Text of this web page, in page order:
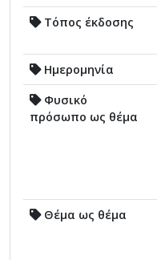
Τόπος έκδοσης
Ημερομηνία
Φυσικό
πρόσωπο ως θέμα
Θέμα ως θέμα